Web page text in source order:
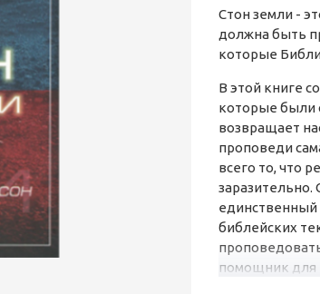
Стон земли -
должна быть
которые
В этой книге
которые были
возвращает
проповеди
всего то, что
заразительно.
единственный
библейских
помощник для